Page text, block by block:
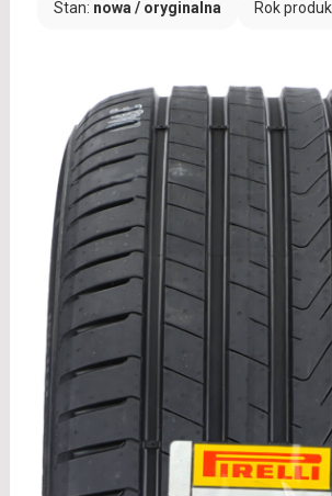
Stan: nowa / oryginalna Rok